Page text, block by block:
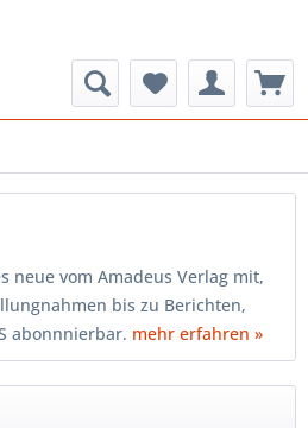
neue vom Amadeus Verlag mit,
bis zu Berichten,
abonnnierbar. mehr erfahren »